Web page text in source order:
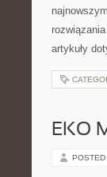
artykuły
EKO
POSTED